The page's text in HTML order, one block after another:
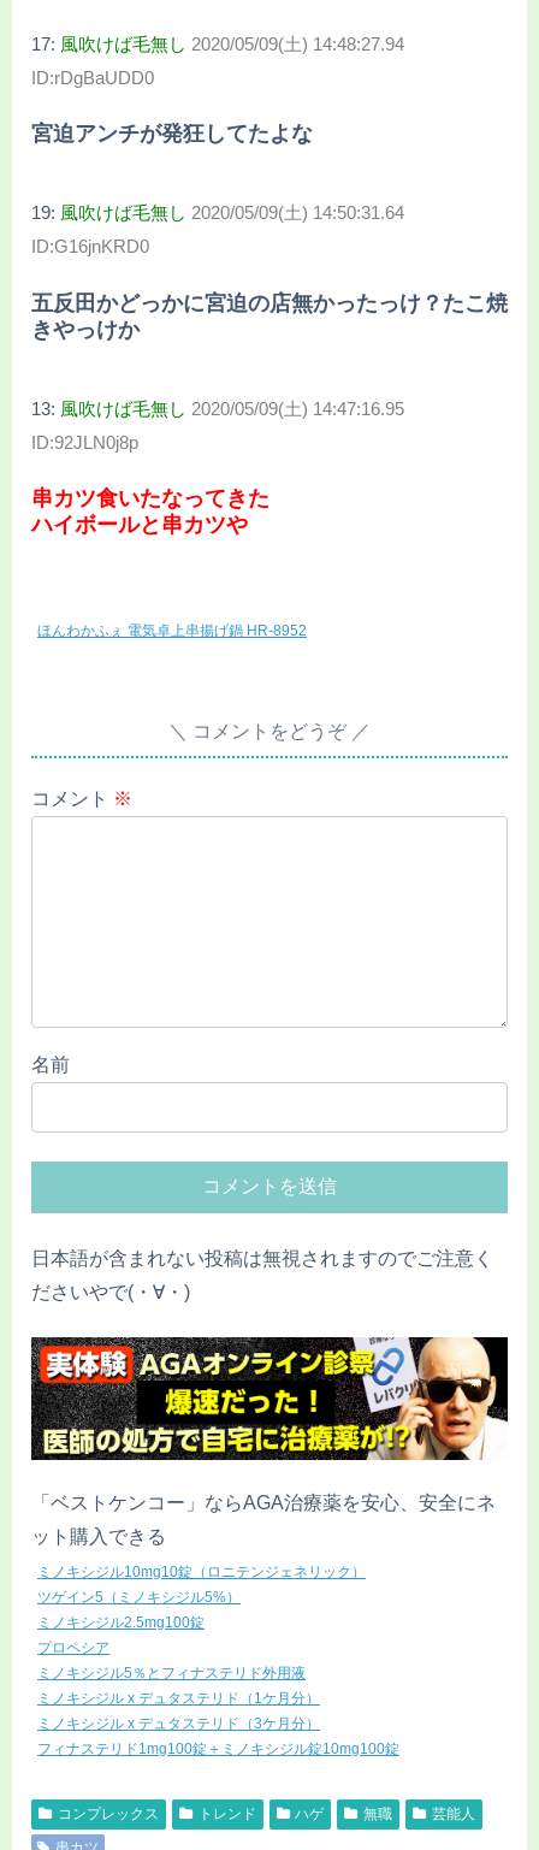
17: 風吹けば毛無し 2020/05/09(土) 14:48:27.94
ID:rDgBaUDD0
宮迫アンチが発狂してたよな
19: 風吹けば毛無し 2020/05/09(土) 14:50:31.64
ID:G16jnKRD0
五反田かどっかに宮迫の店無かったっけ？たこ焼
きやっけか
13: 風吹けば毛無し 2020/05/09(土) 14:47:16.95
ID:92JLN0j8p
串カツ食いたなってきた
ハイボールと串カツや
ほんわかふぇ 電気卓上串揚げ鍋 HR-8952
コメントをどうぞ
コメント ※
名前
日本語が含まれない投稿は無視されますのでご注意く
ださいやで(・∀・)
「ベストケンコー」ならAGA治療薬を安心、安全にネ
ット購入できる
ミノキシジル10mg10錠（ロニテンジェネリック）
ツゲイン5（ミノキシジル5%）
ミノキシジル2.5mg100錠
プロペシア
ミノキシジル5％とフィナステリド外用液
ミノキシジル x デュタステリド（1ケ月分）
ミノキシジル x デュタステリド（3ケ月分）
フィナステリド1mg100錠＋ミノキシジル錠10mg100錠
コンプレックス トレンド ハゲ 無職
芸能人